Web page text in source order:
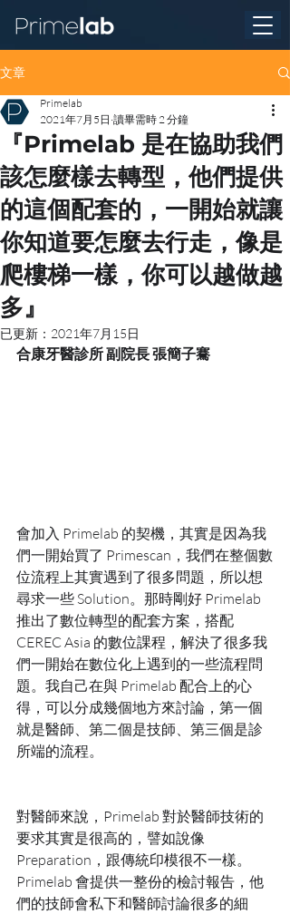
文章
『Primelab 是在協助我們
該怎麼樣去轉型，他們提供
的這個配套的，一開始就讓
你知道要怎麼去行走，像是
爬樓梯一樣，你可以越做越
多』
Primelab
2021年7月5日 讀畢需時 2 分鐘
已更新： 2021年7月15日
合康牙醫診所 副院長 張簡子騫
會加入 Primelab 的契機，其實是因為我
們一開始買了 Primescan，我們在整個數
位流程上其實遇到了很多問題，所以想
尋求一些 Solution。那時剛好 Primelab
推出了數位轉型的配套方案，搭配
CEREC Asia 的數位課程，解決了很多我
們一開始在數位化上遇到的一些流程問
題。我自己在與 Primelab 配合上的心
得，可以分成幾個地方來討論，第一個
就是醫師、第二個是技師、第三個是診
所端的流程。
對醫師來說，Primelab 對於醫師技術的
要求其實是很高的，譬如說像
Preparation，跟傳統印模很不一樣。
Primelab 會提供一整份的檢討報告，他
們的技師會私下和醫師討論很多的細